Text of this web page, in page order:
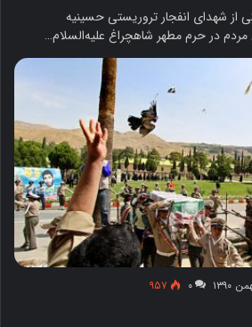
از شهدای انفجار تروریستی حسینیه
مردم در حرم مطهر شاهچراغ علیه‌السلام…
۰ ۹۵۷